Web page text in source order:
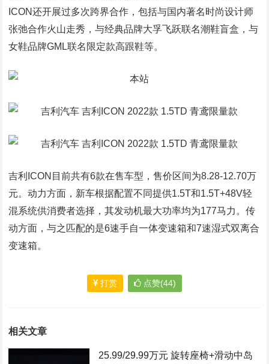
ICON还开展过多次跨界合作，包括与国内著名时尚设计师
张弛合作火山走秀，与经典品牌大孚飞跃联名潮鞋盲盒，与
女鞋品牌GML联名限定款高跟鞋等。
吉利ICON目前共有6款在售车型，售价区间为8.28-12.70万
元。动力方面，新车根据配置不同提供1.5T和1.5T+48V轻
混系统供消费者选择，其发动机最大功率均为177马力。传
动方面，与之匹配的是6速手自一体变速箱和7速湿式双离合
变速箱。
打赏 点赞(44)
相关文章
25.99/29.99万元 旋转座椅+滑动中岛